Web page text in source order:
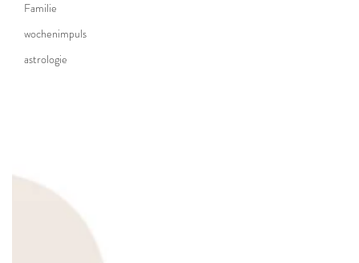
Familie
wochenimpuls
astrologie